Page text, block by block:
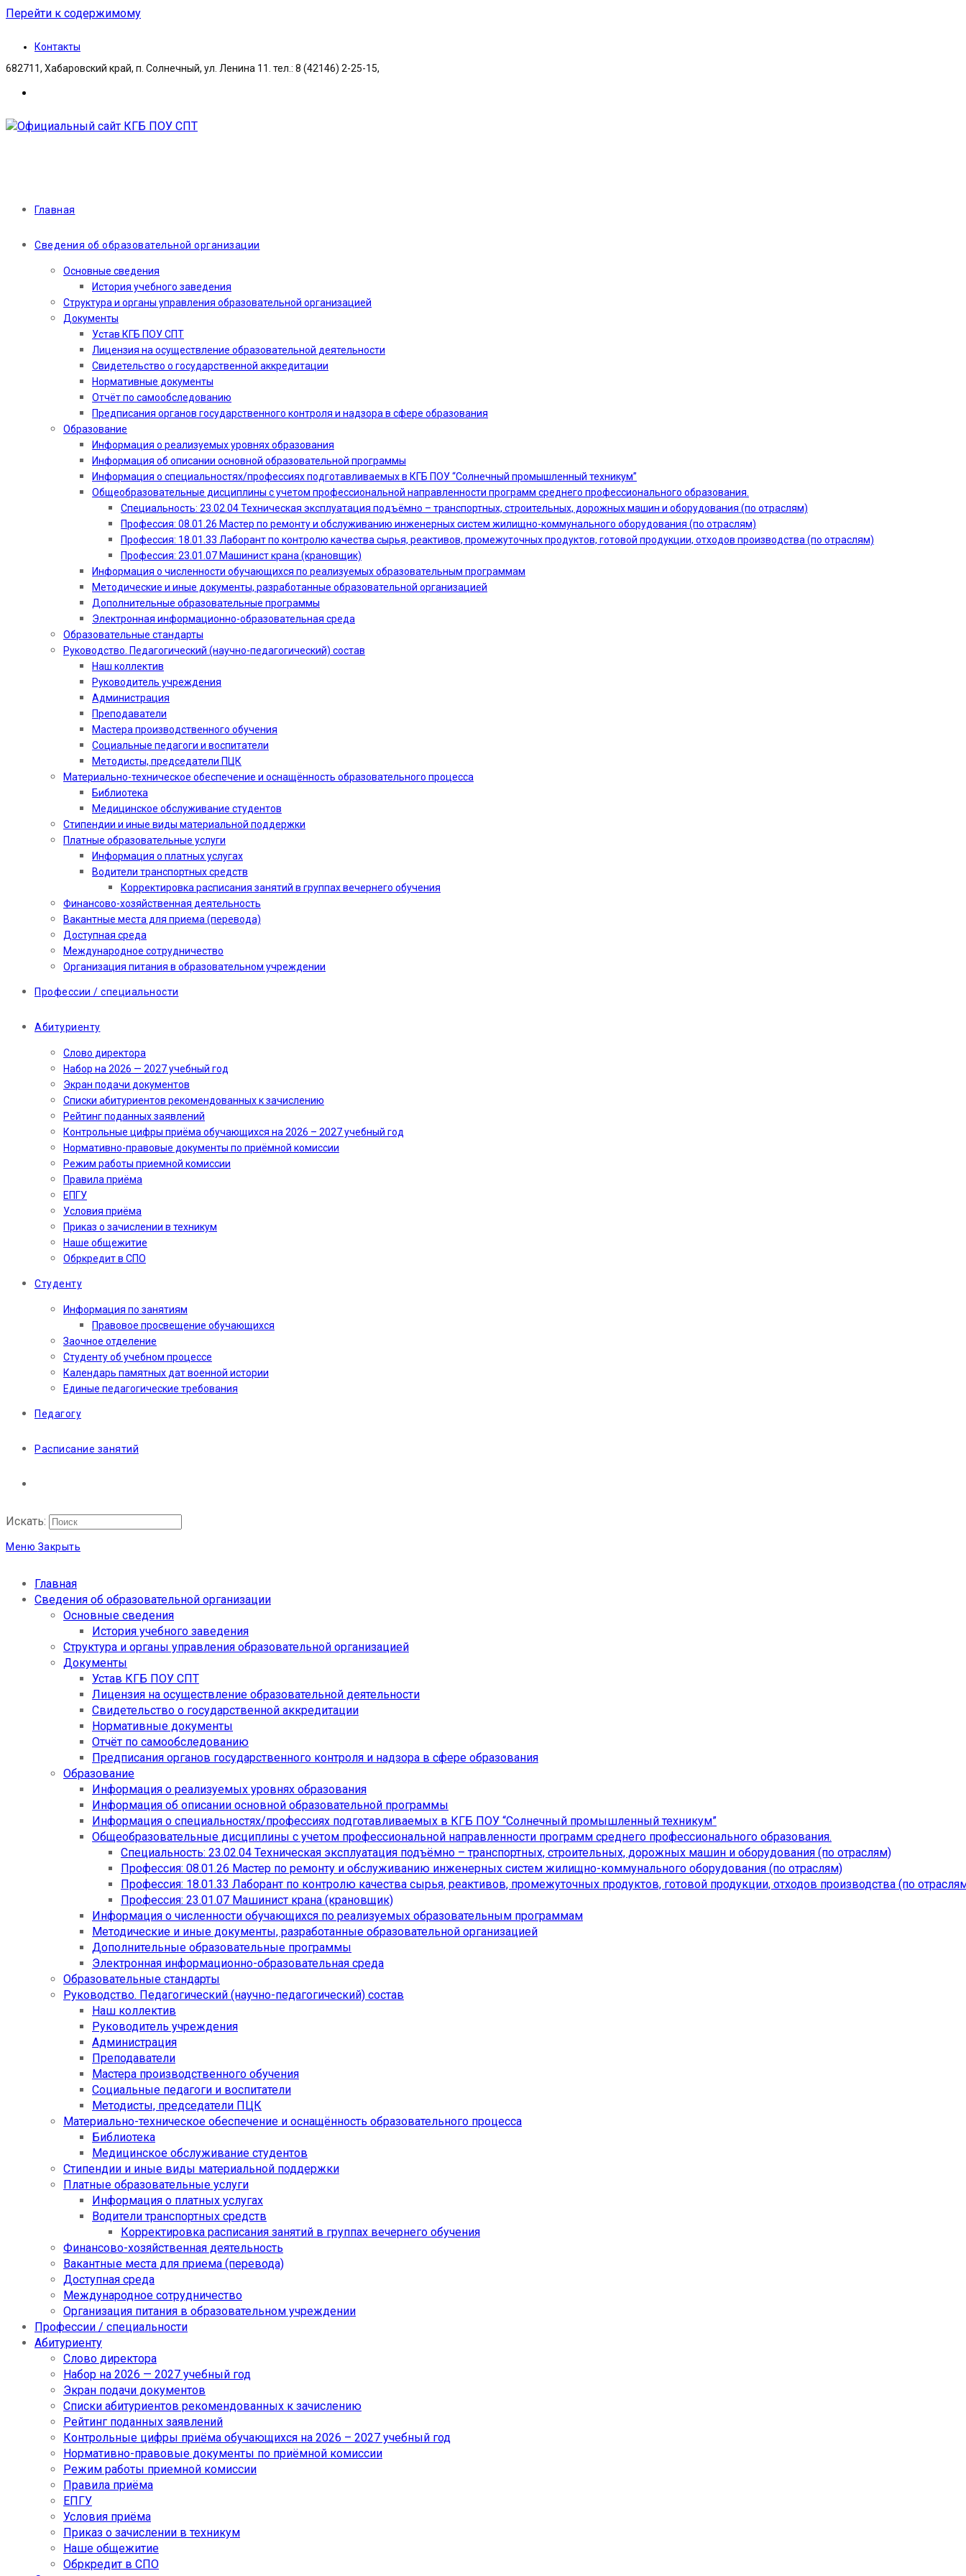
Перейти к содержимому
Контакты
682711, Хабаровский край, п. Солнечный, ул. Ленина 11. тел.: 8 (42146) 2-25-15,
Главная
Сведения об образовательной организации
Основные сведения
История учебного заведения
Структура и органы управления образовательной организацией
Документы
Устав КГБ ПОУ СПТ
Лицензия на осуществление образовательной деятельности
Свидетельство о государственной аккредитации
Нормативные документы
Отчёт по самообследованию
Предписания органов государственного контроля и надзора в сфере образования
Образование
Информация о реализуемых уровнях образования
Информация об описании основной образовательной программы
Информация о специальностях/профессиях подготавливаемых в КГБ ПОУ “Солнечный промышленный техникум”
Общеобразовательные дисциплины с учетом профессиональной направленности программ среднего профессионального образования.
Специальность: 23.02.04 Техническая эксплуатация подъёмно – транспортных, строительных, дорожных машин и оборудования (по отраслям)
Профессия: 08.01.26 Мастер по ремонту и обслуживанию инженерных систем жилищно-коммунального оборудования (по отраслям)
Профессия: 18.01.33 Лаборант по контролю качества сырья, реактивов, промежуточных продуктов, готовой продукции, отходов производства (по отраслям)
Профессия: 23.01.07 Машинист крана (крановщик)
Информация о численности обучающихся по реализуемых образовательным программам
Методические и иные документы, разработанные образовательной организацией
Дополнительные образовательные программы
Электронная информационно-образовательная среда
Образовательные стандарты
Руководство. Педагогический (научно-педагогический) состав
Наш коллектив
Руководитель учреждения
Администрация
Преподаватели
Мастера производственного обучения
Социальные педагоги и воспитатели​
Методисты, председатели ПЦК
Материально-техническое обеспечение и оснащённость образовательного процесса
Библиотека
Медицинское обслуживание студентов
Стипендии и иные виды материальной поддержки
Платные образовательные услуги
Информация о платных услугах
Водители транспортных средств
Корректировка расписания занятий в группах вечернего обучения
Финансово-хозяйственная деятельность
Вакантные места для приема (перевода)
Доступная среда
Международное сотрудничество
Организация питания в образовательном учреждении
Профессии / специальности
Абитуриенту
Слово директора
Набор на 2026 — 2027 учебный год
Экран подачи документов
Cписки абитуриентов рекомендованных к зачислению
Рейтинг поданных заявлений
Контрольные цифры приёма обучающихся на 2026 – 2027 учебный год
Нормативно-правовые документы по приёмной комиссии
Режим работы приемной комиссии
Правила приёма
ЕПГУ
Условия приёма
Приказ о зачислении в техникум
Наше общежитие
Обркредит в СПО
Студенту
Информация по занятиям
Правовое просвещение обучающихся
Заочное отделение
Студенту об учебном процессе
Календарь памятных дат военной истории
Единые педагогические требования
Педагогу
Расписание занятий
Искать:
Меню Закрыть
Главная
Сведения об образовательной организации
Основные сведения
История учебного заведения
Структура и органы управления образовательной организацией
Документы
Устав КГБ ПОУ СПТ
Лицензия на осуществление образовательной деятельности
Свидетельство о государственной аккредитации
Нормативные документы
Отчёт по самообследованию
Предписания органов государственного контроля и надзора в сфере образования
Образование
Информация о реализуемых уровнях образования
Информация об описании основной образовательной программы
Информация о специальностях/профессиях подготавливаемых в КГБ ПОУ “Солнечный промышленный техникум”
Общеобразовательные дисциплины с учетом профессиональной направленности программ среднего профессионального образования.
Специальность: 23.02.04 Техническая эксплуатация подъёмно – транспортных, строительных, дорожных машин и оборудования (по отраслям)
Профессия: 08.01.26 Мастер по ремонту и обслуживанию инженерных систем жилищно-коммунального оборудования (по отраслям)
Профессия: 18.01.33 Лаборант по контролю качества сырья, реактивов, промежуточных продуктов, готовой продукции, отходов производства (по
Профессия: 23.01.07 Машинист крана (крановщик)
Информация о численности обучающихся по реализуемых образовательным программам
Методические и иные документы, разработанные образовательной организацией
Дополнительные образовательные программы
Электронная информационно-образовательная среда
Образовательные стандарты
Руководство. Педагогический (научно-педагогический) состав
Наш коллектив
Руководитель учреждения
Администрация
Преподаватели
Мастера производственного обучения
Социальные педагоги и воспитатели​
Методисты, председатели ПЦК
Материально-техническое обеспечение и оснащённость образовательного процесса
Библиотека
Медицинское обслуживание студентов
Стипендии и иные виды материальной поддержки
Платные образовательные услуги
Информация о платных услугах
Водители транспортных средств
Корректировка расписания занятий в группах вечернего обучения
Финансово-хозяйственная деятельность
Вакантные места для приема (перевода)
Доступная среда
Международное сотрудничество
Организация питания в образовательном учреждении
Профессии / специальности
Абитуриенту
Слово директора
Набор на 2026 — 2027 учебный год
Экран подачи документов
Cписки абитуриентов рекомендованных к зачислению
Рейтинг поданных заявлений
Контрольные цифры приёма обучающихся на 2026 – 2027 учебный год
Нормативно-правовые документы по приёмной комиссии
Режим работы приемной комиссии
Правила приёма
ЕПГУ
Условия приёма
Приказ о зачислении в техникум
Наше общежитие
Обркредит в СПО